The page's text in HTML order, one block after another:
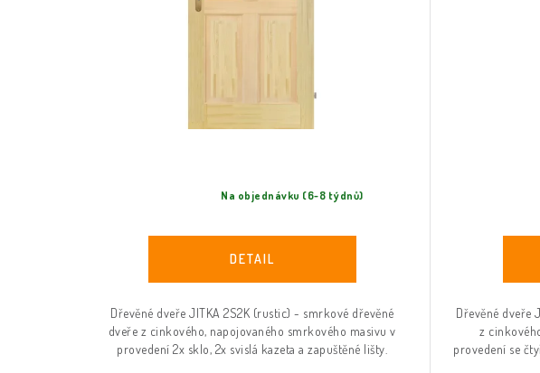
Na objednávku (6-8 týdnů)
Dřevěné dveře JITKA 2S2K (rustic) - smrkové dřevěné
dveře z cinkového, napojovaného smrkového masivu v
provedení 2x sklo, 2x svislá kazeta a zapuštěné lišty.
Dřevěné dveře
z
provedení se